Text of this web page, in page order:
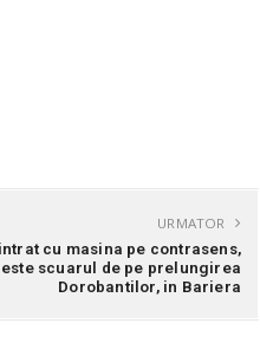
URMATOR
cu masina pe contrasens,
scuarul de pe prelungirea
Dorobantilor, in Bariera